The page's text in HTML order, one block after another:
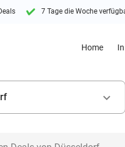
7 Tage die Woche
Home
keyboard_arrow_down